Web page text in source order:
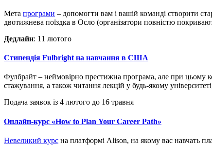
Мета програми – допомогти вам і вашій команді створити
двотижнева поїздка в Осло (організатори повністю
Дедлайн: 11 лютого
Стипендія Fulbright на навчання в США
Фулбрайт – неймовірно престижна програма, але при цьому
стажування, а також читання лекцій у будь-якому
Подача заявок із 4 лютого до 16 травня
Онлайн-курс «How to Plan Your Career Path»
Невеликий курс на платформі Alison, на якому вас навчать